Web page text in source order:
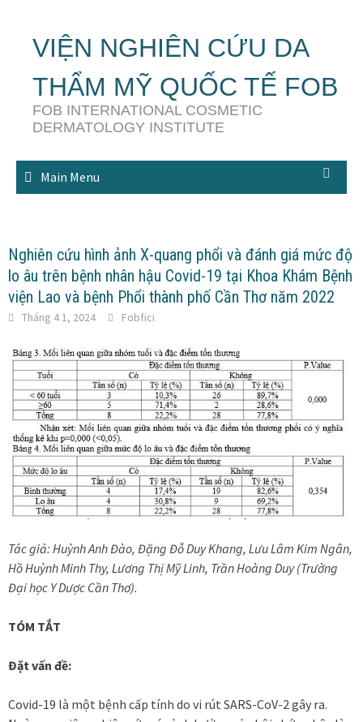
contentVIỆN NGHIÊN CỨU DA
THẨM MỸ QUỐC TẾ FOB
FOB INTERNATIONAL COSMETIC
DERMATOLOGY INSTITUTE
Main Menu
Nghiên cứu hình ảnh X-quang phổi và đánh giá mức độ
lo âu trên bệnh nhân hậu Covid-19 tại Khoa Khám Bệnh
viện Lao và bệnh Phổi thành phố Cần Thơ năm 2022
Tháng 4 1, 2024 Fobfici
Tác giả: Huỳnh Anh Đào, Đặng Đỗ Duy Khang, Lưu Lâm Kim Ngân,
Hồ Huỳnh Minh Thy, Lương Thị Mỹ Linh, Trần Hoàng Duy (Trường
Đại học Y Dược Cần Thơ).
TÓM TẮT
Đặt vấn đề:
Covid-19 là một bệnh cấp tính do vi rút SARS-CoV-2 gây ra.